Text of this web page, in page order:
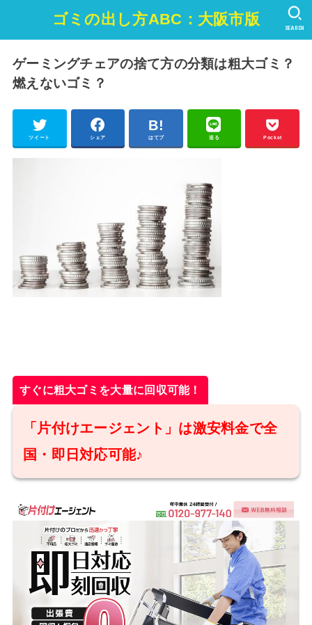
ゴミの出し方ABC：大阪市版 SEARCH
ゲーミングチェアの捨て方の分類は粗大ゴミ？
燃えないゴミ？
ツイート シェア はてブ 送る Pocket
すぐに粗大ゴミを大量に回収可能！
「片付けエージェント」は激安料金で全
国・即日対応可能♪